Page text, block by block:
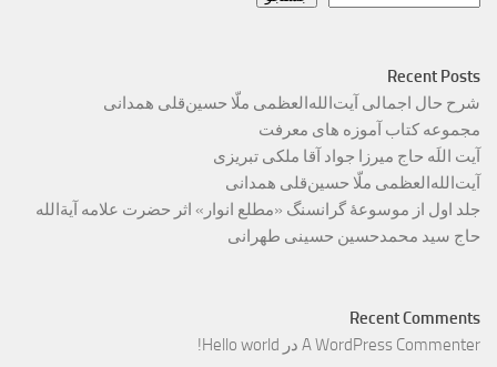
Recent Posts
شرح حال اجمالی آیت‌الله‌العظمی ملّا حسین‌قلی همدانی
مجموعه کتاب آموزه های معرفت
آیت اللَه حاج میرزا جواد آقا ملکی تبریزی
آیت‌الله‌العظمی ملّا حسین‌قلی همدانی
جلد اول از موسوعۀ گرانسنگ «مطلع انوار» اثر حضرت علامه آیة‌الله
حاج سید محمدحسین حسینی طهرانی
Recent Comments
A WordPress Commenter در Hello world!